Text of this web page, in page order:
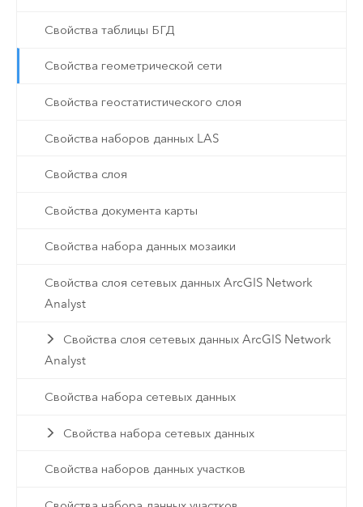
Свойства таблицы БГД
Свойства геометрической сети
Свойства геостатистического слоя
Свойства наборов данных LAS
Свойства слоя
Свойства документа карты
Свойства набора данных мозаики
Свойства слоя сетевых данных ArcGIS Network
Analyst
Свойства слоя сетевых данных ArcGIS Network
Analyst
Свойства набора сетевых данных
Свойства набора сетевых данных
Свойства наборов данных участков